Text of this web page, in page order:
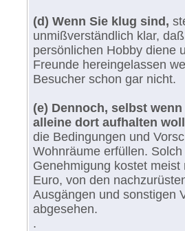
(d) Wenn Sie klug sind,
unmißverständlich klar,
persönlichen Hobby diene
Freunde hereingelassen
Besucher schon gar nicht.
(e) Dennoch, selbst
alleine dort aufhalten
die Bedingungen und
Wohnräume erfüllen.
Genehmigung kostet
Euro, von den
Ausgängen und sonstigen
abgesehen.
.